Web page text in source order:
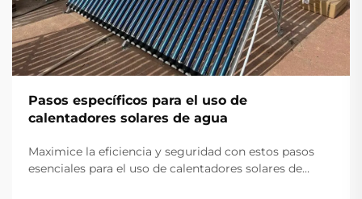
Pasos específicos para el uso de
calentadores solares de agua
Maximice la eficiencia y seguridad con estos pasos
esenciales para el uso de calentadores solares de